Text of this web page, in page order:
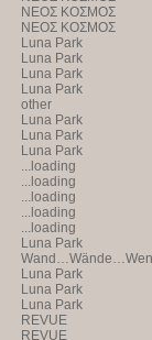
NEOΣ KOΣMOΣ
NEOΣ KOΣMOΣ
Luna Park
Luna Park
Luna Park
Luna Park
other
Luna Park
Luna Park
Luna Park
...loading
...loading
...loading
...loading
...loading
Luna Park
Luna Park
Luna Park
Luna Park
REVUE
REVUE